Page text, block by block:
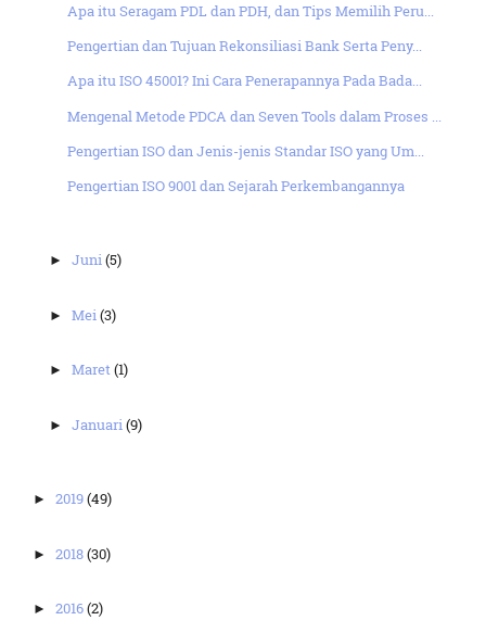
Apa itu Seragam PDL dan PDH, dan Tips Memilih Peru...
Pengertian dan Tujuan Rekonsiliasi Bank Serta Peny...
Apa itu ISO 45001? Ini Cara Penerapannya Pada Bada...
Mengenal Metode PDCA dan Seven Tools dalam Proses ...
Pengertian ISO dan Jenis-jenis Standar ISO yang Um...
Pengertian ISO 9001 dan Sejarah Perkembangannya
►Juni(5)
►Mei(3)
►Maret(1)
►Januari(9)
► 2019(49)
► 2018(30)
► 2016(2)